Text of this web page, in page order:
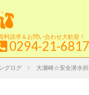
料請求＆お問い合わせ大歓迎！
0294-21-6817
グログ 大瀬崎☆安全潜水祈